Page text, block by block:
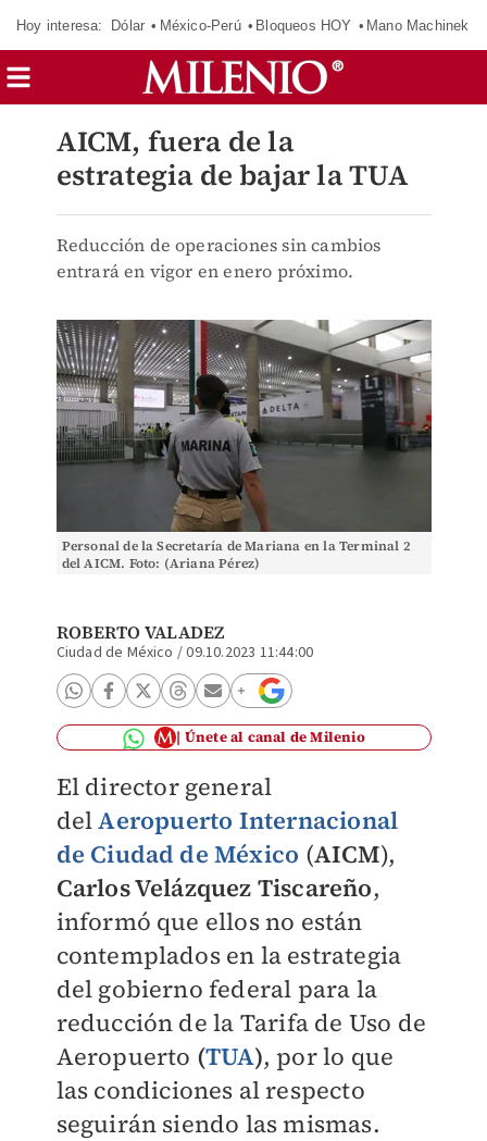
Hoy interesa: Dólar México-Perú Bloqueos HOY Mano Machinek
AICM, fuera de la
estrategia de bajar la TUA
Reducción de operaciones sin cambios
entrará en vigor en enero próximo.
Personal de la Secretaría de Mariana en la Terminal 2
del AICM. Foto: (Ariana Pérez)
ROBERTO VALADEZ
Ciudad de México /09.10.2023 11:44:00
Únete al canal de Milenio
El director general
delAeropuerto Internacional
de Ciudad de México (AICM),
Carlos Velázquez Tiscareño,
informó que ellos no están
contemplados en la estrategia
del gobierno federal para la
reducción de la Tarifa de Uso de
Aeropuerto (TUA), por lo que
las condiciones al respecto
seguirán siendo las mismas.